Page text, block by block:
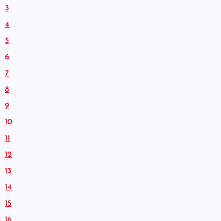
3
4
5
6
7
8
9
10
11
12
13
14
15